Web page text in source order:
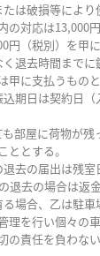
は破損等によ
の対応は13,000
円（税別）を甲
退去時間まで
甲に支払うものと
期日は契約日（
部屋に荷物が残
ととする。
去の届出は残
退去の場合は返
場合、乙は駐車
理を行い個々の
の責任を負わな